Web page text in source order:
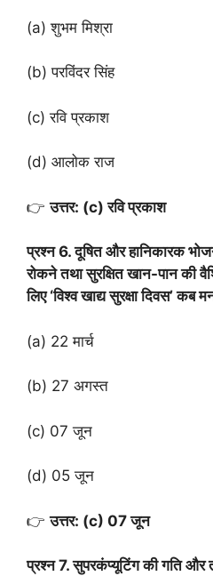
(a) शुभम मिश्रा
(b) परविंदर सिंह
(c) रवि प्रकाश
(d) आलोक राज
👉उत्तर: (c) रवि प्रकाश
प्रश्न 6. दूषित और हानिकारक
रोकने तथा सुरक्षित खान-पान की
लिए ‘विश्व खाद्य सुरक्षा दिवस’ कब
(a) 22 मार्च
(b) 27 अगस्त
(c) 07 जून
(d) 05 जून
👉उत्तर: (c) 07 जून
प्रश्न 7. सुपरकंप्यूटिंग की गति और